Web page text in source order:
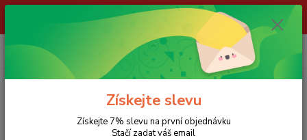
ŽIVÉ NÁSTRAHY !!! NEPOSÍLÁME !!! - ODBĚR POUZE NA NAŠÍ
za
Získejte slevu
Získejte 7% slevu na první objednávku
Stačí zadat váš email